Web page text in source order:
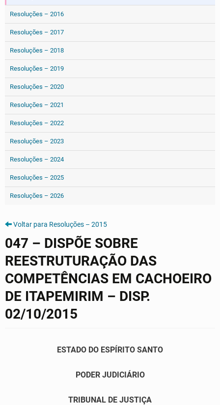
Resoluções – 2016
Resoluções – 2017
Resoluções – 2018
Resoluções – 2019
Resoluções – 2020
Resoluções – 2021
Resoluções – 2022
Resoluções – 2023
Resoluções – 2024
Resoluções – 2025
Resoluções – 2026
Voltar para Resoluções – 2015
047 – DISPÕE SOBRE
REESTRUTURAÇÃO DAS
COMPETÊNCIAS EM CACHOEIRO
DE ITAPEMIRIM – DISP.
02/10/2015
ESTADO DO ESPÍRITO SANTO
PODER JUDICIÁRIO
TRIBUNAL DE JUSTIÇA